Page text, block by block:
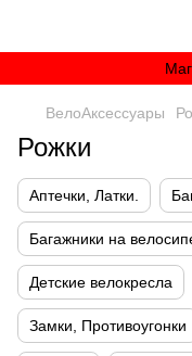
ВелоАксессуары
Рожки
Аптечки, Латки.
Багажники на
Детские велокресла
Замки, Противоугонки